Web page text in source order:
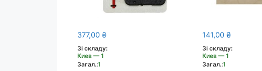
377,00 ₴
Зі складу:
Киев — 1
Загал.:1
141,00₴
Зі складу:
Киев — 1
Загал.:1